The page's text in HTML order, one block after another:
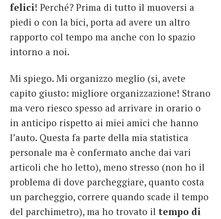
felici! Perché? Prima di tutto il muoversi a
piedi o con la bici, porta ad avere un altro
rapporto col tempo ma anche con lo spazio
intorno a noi.
Mi spiego. Mi organizzo meglio (si, avete
capito giusto: migliore organizzazione! Strano
ma vero riesco spesso ad arrivare in orario o
in anticipo rispetto ai miei amici che hanno
l’auto. Questa fa parte della mia statistica
personale ma è confermato anche dai vari
articoli che ho letto), meno stresso (non ho il
problema di dove parcheggiare, quanto costa
un parcheggio, correre quando scade il tempo
del parchimetro), ma ho trovato il tempo di